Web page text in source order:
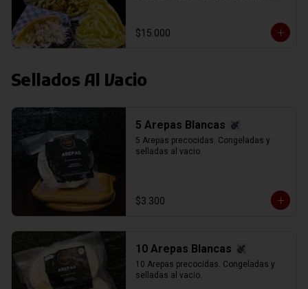
$15.000
Sellados Al Vacio
5 Arepas Blancas
5 Arepas precocidas. Congeladas y
selladas al vacio.
$3.300
10 Arepas Blancas
10 Arepas precocidas. Congeladas y
selladas al vacio.